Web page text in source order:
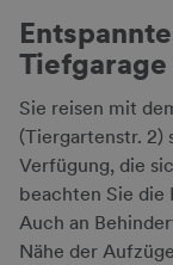
Tiefgarage
Sie reisen mit
(Tiergartenstr. 2)
Verfügung, die
beachten Sie die
Auch an
Nähe der